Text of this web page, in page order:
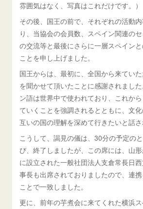
雰囲気はなく、写真はこれだけです。）
その後、国王の前で、それぞれの活動
り、当協会の会員数、スペイン関連の
の交流等と最後にさらに一層スペイン
ことを申し上げました。
国王からは、最初に、全国から来てい
を聞かせて頂いたことに感謝されまし
ン語は世界中で使われており、これか
ていくことを強調されるとともに、文
互いの国の理解を深めて行きたいと話さ
こうして、謁見の儀は、30分の予定の
び、終了しましたが、この席には、山
に設立された一般社団法人支倉常長日
事長も出席されておりましたので、連
ことで一致しました。
更に、前年の芋煮会に来てくれた横浜